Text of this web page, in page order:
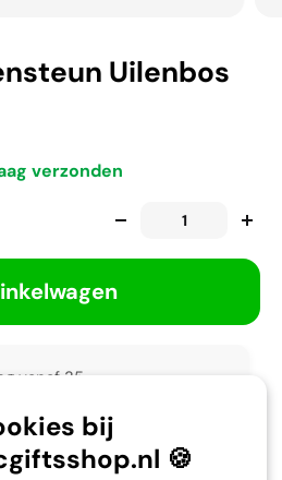
bij
🍪
Uilenbos
verzonden
vanaf 35,-
binnen 30 dagen.
in Indonesië.